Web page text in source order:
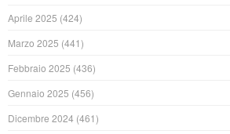
Aprile 2025 (424)
Marzo 2025 (441)
Febbraio 2025 (436)
Gennaio 2025 (456)
Dicembre 2024 (461)